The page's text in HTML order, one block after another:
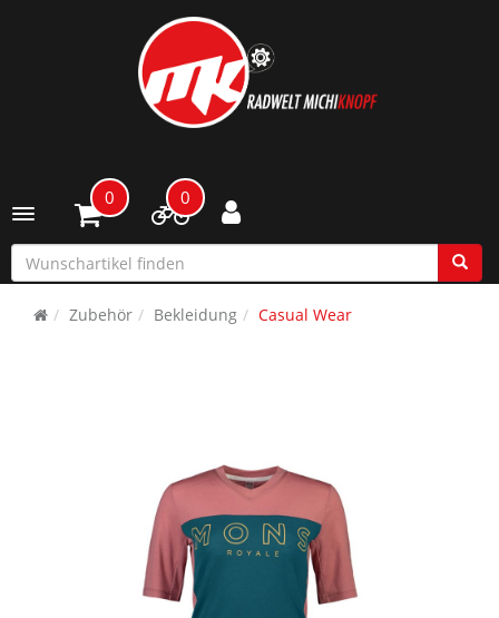
Toggle navigation
0 0
Zubehör Bekleidung Casual Wear